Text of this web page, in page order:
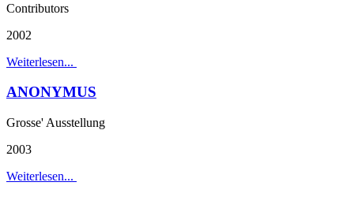
Contributors
2002
Weiterlesen...
ANONYMUS
Grosse' Ausstellung
2003
Weiterlesen...